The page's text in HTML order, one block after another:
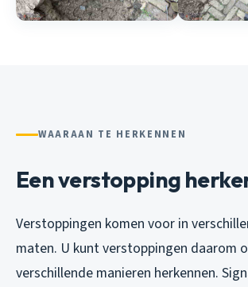
WAARAAN TE HERKENNEN
Een verstopping
Verstoppingen komen voor in
maten. U kunt verstoppingen daarom
verschillende manieren herkennen.